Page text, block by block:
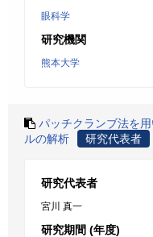
眼科学
研究機関
熊本大学
パッチクランブ法を
ルの解析
研究代表者
研究代表者
宮川 真一
研究期間 (年度)